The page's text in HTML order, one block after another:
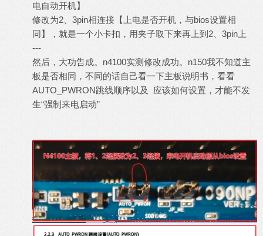
电自动开机】
修改为2、3pin相连接【上电是否开机，与bios设置相
同】，就是一个小卡扣，用夹子取下来再上到2、3pin上
---
然后，大功告成。n4100实测修改成功。n150我不知道主
板是否相同，不同的话自己看一下主板说明书，看看
AUTO_PWRON跳线顺序以及 应该如何设置，才能不发
生“强制来电启动”